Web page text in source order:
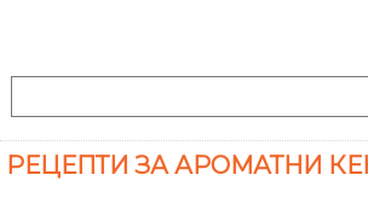
РЕЦЕПТИ ЗА АРОМАТНИ